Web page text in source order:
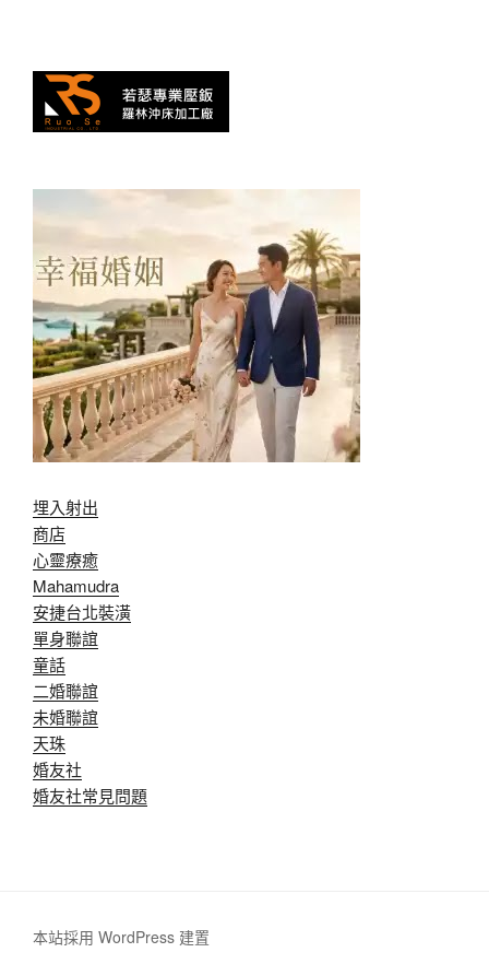
埋入射出
商店
心靈療癒
Mahamudra
安捷台北裝潢
單身聯誼
童話
二婚聯誼
未婚聯誼
天珠
婚友社
婚友社常見問題
本站採用 WordPress 建置